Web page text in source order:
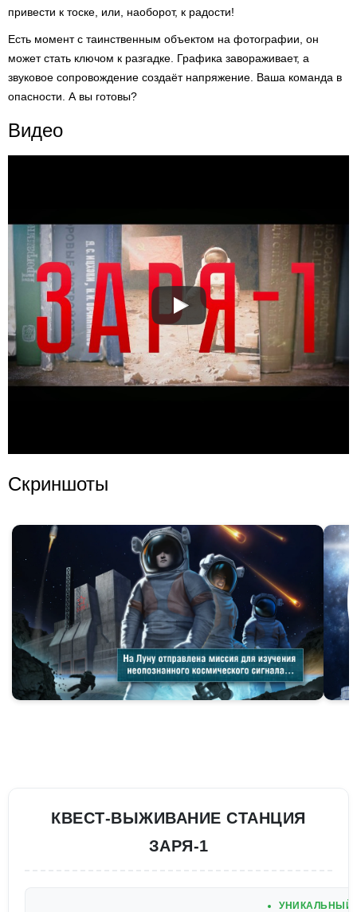
привести к тоске, или, наоборот, к радости!
Есть момент с таинственным объектом на фотографии, он
может стать ключом к разгадке. Графика завораживает, а
звуковое сопровождение создаёт напряжение. Ваша команда в
опасности. А вы готовы?
Видео
Скриншоты
КВЕСТ-ВЫЖИВАНИЕ СТАНЦИЯ
ЗАРЯ-1
УНИКАЛЬНЫЙ